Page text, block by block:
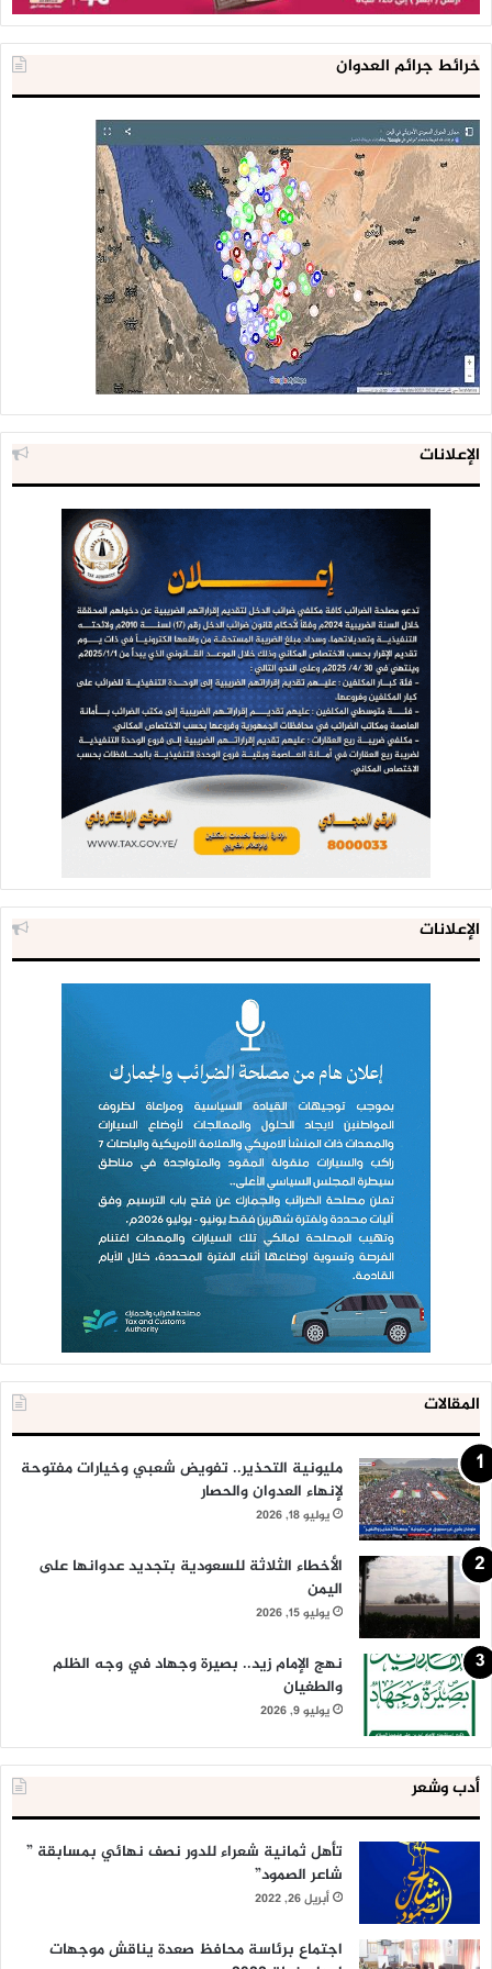
خرائط جرائم العدوان
الإعلانات
الإعلانات
المقالات
مليونية التحذير.. تفويض شعبي وخيارات مفتوحة
لإنهاء العدوان والحصار
يوليو 18, 2026
الأخطاء الثلاثة للسعودية بتجديد عدوانها على
اليمن
يوليو 15, 2026
نهج الإمام زيد.. بصيرة وجهاد في وجه الظلم
والطغيان
يوليو 9, 2026
أدب وشعر
تأهل ثمانية شعراء للدور نصف نهائي بمسابقة ”
شاعر الصمود”
أبريل 26, 2022
اجتماع برئاسة محافظ صعدة يناقش موجهات